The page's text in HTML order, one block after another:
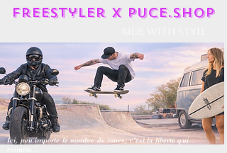
Freestyler X Puce.shop
Ici, peu importe le nombre de roues, c'est la liberté qui